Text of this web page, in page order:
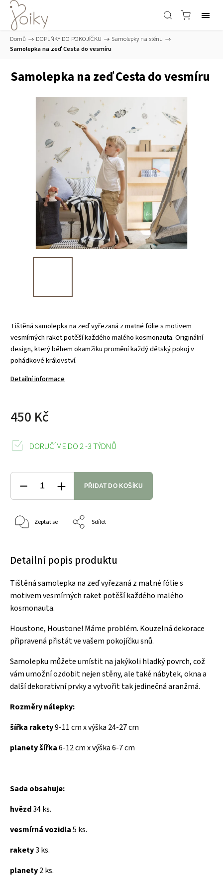
Domů / DOPLŇKY DO POKOJÍČKU / Samolepky na stěnu /
Samolepka na zeď Cesta do vesmíru
Samolepka na zeď Cesta do vesmíru
Tištěná samolepka na zeď vyřezaná z matné fólie s motivem
vesmírných raket potěší každého malého kosmonauta. Originální
design, který během okamžiku promění každý dětský pokoj v
pohádkové království.
Detailní informace
450 Kč
DORUČÍME DO 2 -3 TÝDNŮ
PŘIDAT DO KOŠÍKU
Zeptat se Sdílet
Detailní popis produktu
Tištěná samolepka na zeď vyřezaná z matné fólie s
motivem vesmírných raket potěší každého malého
kosmonauta.
Houstone, Houstone! Máme problém. Kouzelná dekorace
připravená přistát ve vašem pokojíčku snů.
Samolepku můžete umístit na jakýkoli hladký povrch, což
vám umožní ozdobit nejen stěny, ale také nábytek, okna a
další dekorativní prvky a vytvořit tak jedinečná aranžmá.
Rozměry nálepky:
šířka rakety9-11 cm x výška 24-27 cm
planety šířka6-12 cm x výška 6-7 cm
Sada obsahuje:
hvězd34 ks.
vesmírná vozidla5 ks.
rakety3 ks.
planety2 ks.